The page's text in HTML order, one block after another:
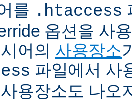
를 .htaccess
옵션을 사
어의 사용장소
파일에서 사
용장소도 나오